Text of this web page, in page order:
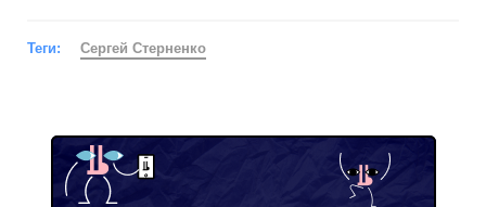
Теги: Сергей Стерненко